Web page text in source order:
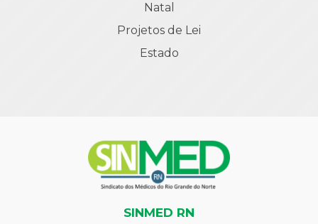
Natal
Projetos de Lei
Estado
SINMED RN